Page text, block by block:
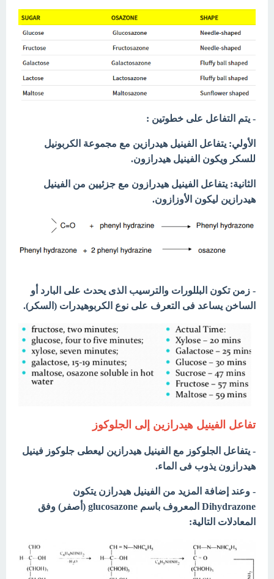
- يتم التفاعل على خطوتين :
الأولي: يتفاعل الفينيل هيدرازين مع مجموعة الكربونيل
للسكر ويكون الفينيل هيدرازون.
الثانية: يتفاعل الفينيل هيدرازون مع جزئيين من الفينيل
هيدرازين ليكون الأوزازون.
- زمن تكون البللورات والترسيب الذى يحدث على البارد أو
الساخن يساعد فى التعرف على نوع الكربوهيدرات (السكر).
تفاعل الفينيل هيدرازين إلى الجلوكوز
- يتفاعل الجلوكوز مع الفينيل هيدرازين ليعطى جلوكوز فينيل
هيدرازون يذوب فى الماء.
- وعند إضافة المزيد من الفينيل هيدرازن يتكون
Dihydrazone المعروف باسم glucosazone (أصفر) وفق
المعادلات التالية: